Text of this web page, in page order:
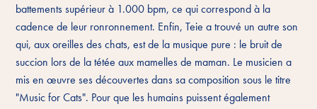
battements supérieur à 1.000 bpm, ce qui correspond à la
cadence de leur ronronnement. Enfin, Teie a trouvé un autre son
qui, aux oreilles des chats, est de la musique pure : le bruit de
succion lors de la tétée aux mamelles de maman. Le musicien a
mis en œuvre ses découvertes dans sa composition sous le titre
"Music for Cats". Pour que les humains puissent également